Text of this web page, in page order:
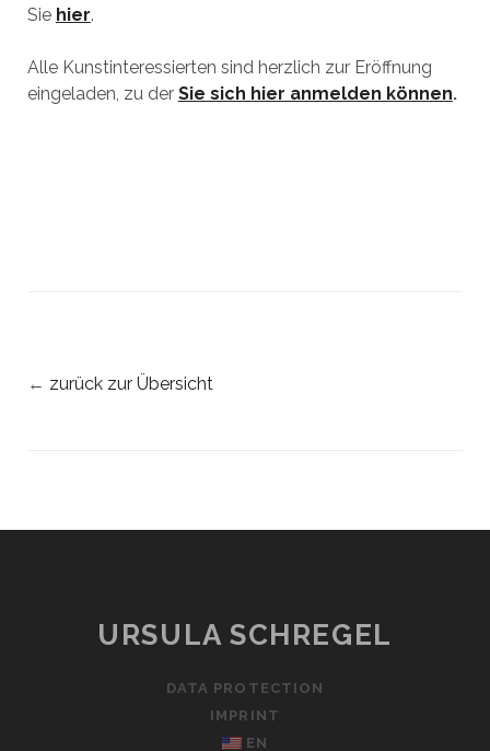
Sie hier.
Alle Kunstinteressierten sind herzlich zur Eröffnung
eingeladen, zu der Sie sich hier anmelden können.
← zurück zur Übersicht
URSULA SCHREGEL
DATA PROTECTION
IMPRINT
EN